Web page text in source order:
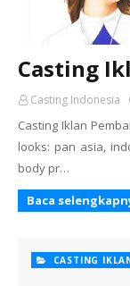
Casting
Casting Indonesia
Casting Iklan
looks: pan asia,
body pr…
Baca
CASTING